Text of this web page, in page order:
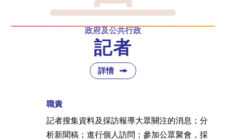
政府及公共行政
記者
詳情
職責
記者搜集資料及採訪報導大眾關注的消息；分
析新聞稿；進行個人訪問；參加公眾聚會，採